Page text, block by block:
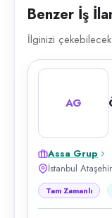
Benzer İş
İlginizi
AG
Assa Grup
İstanbul
Tam Zamanlı